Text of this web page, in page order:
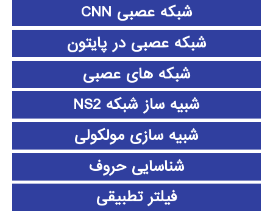
شبکه عصبی CNN
شبکه عصبی در پایتون
شبکه های عصبی
شبیه ساز شبکه NS2
شبیه سازی مولکولی
شناسایی حروف
فیلتر تطبیقی